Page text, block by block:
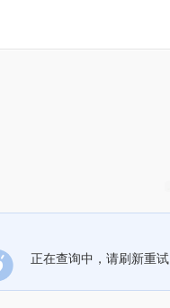
正在查询中，请刷新重试